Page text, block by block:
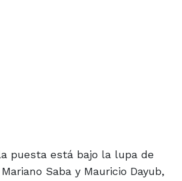
puesta está bajo la lupa de
Saba y Mauricio Dayub,